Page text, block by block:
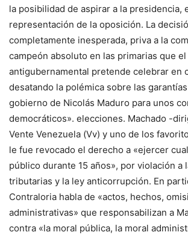
la posibilidad de aspirar a la presidencia,
representación de la oposición. La
completamente inesperada, priva a la
campeón absoluto en las primarias que
antigubernamental pretende celebrar en
desatando la polémica sobre las
gobierno de Nicolás Maduro para unos
democráticos». elecciones. Machado -
Vente Venezuela (Vv) y uno de los
le fue revocado el derecho a «ejercer
público durante 15 años», por violación a
tributarias y la ley anticorrupción. En
Contraloria habla de «actos, hechos,
administrativas» que responsabilizan a
contra «la moral pública, la moral